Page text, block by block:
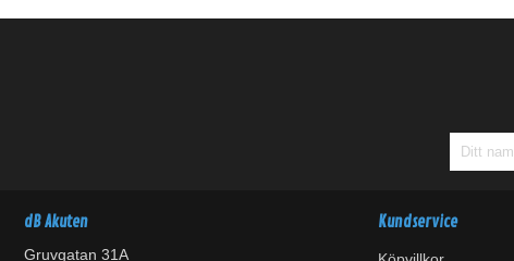
dB Akuten
Gruvgatan 31A
Kundservice